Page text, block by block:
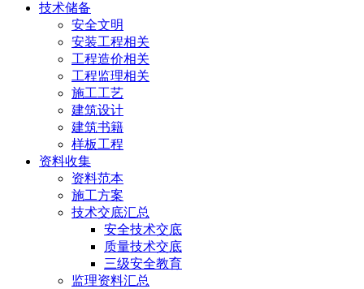
技术储备
安全文明
安装工程相关
工程造价相关
工程监理相关
施工工艺
建筑设计
建筑书籍
样板工程
资料收集
资料范本
施工方案
技术交底汇总
安全技术交底
质量技术交底
三级安全教育
监理资料汇总